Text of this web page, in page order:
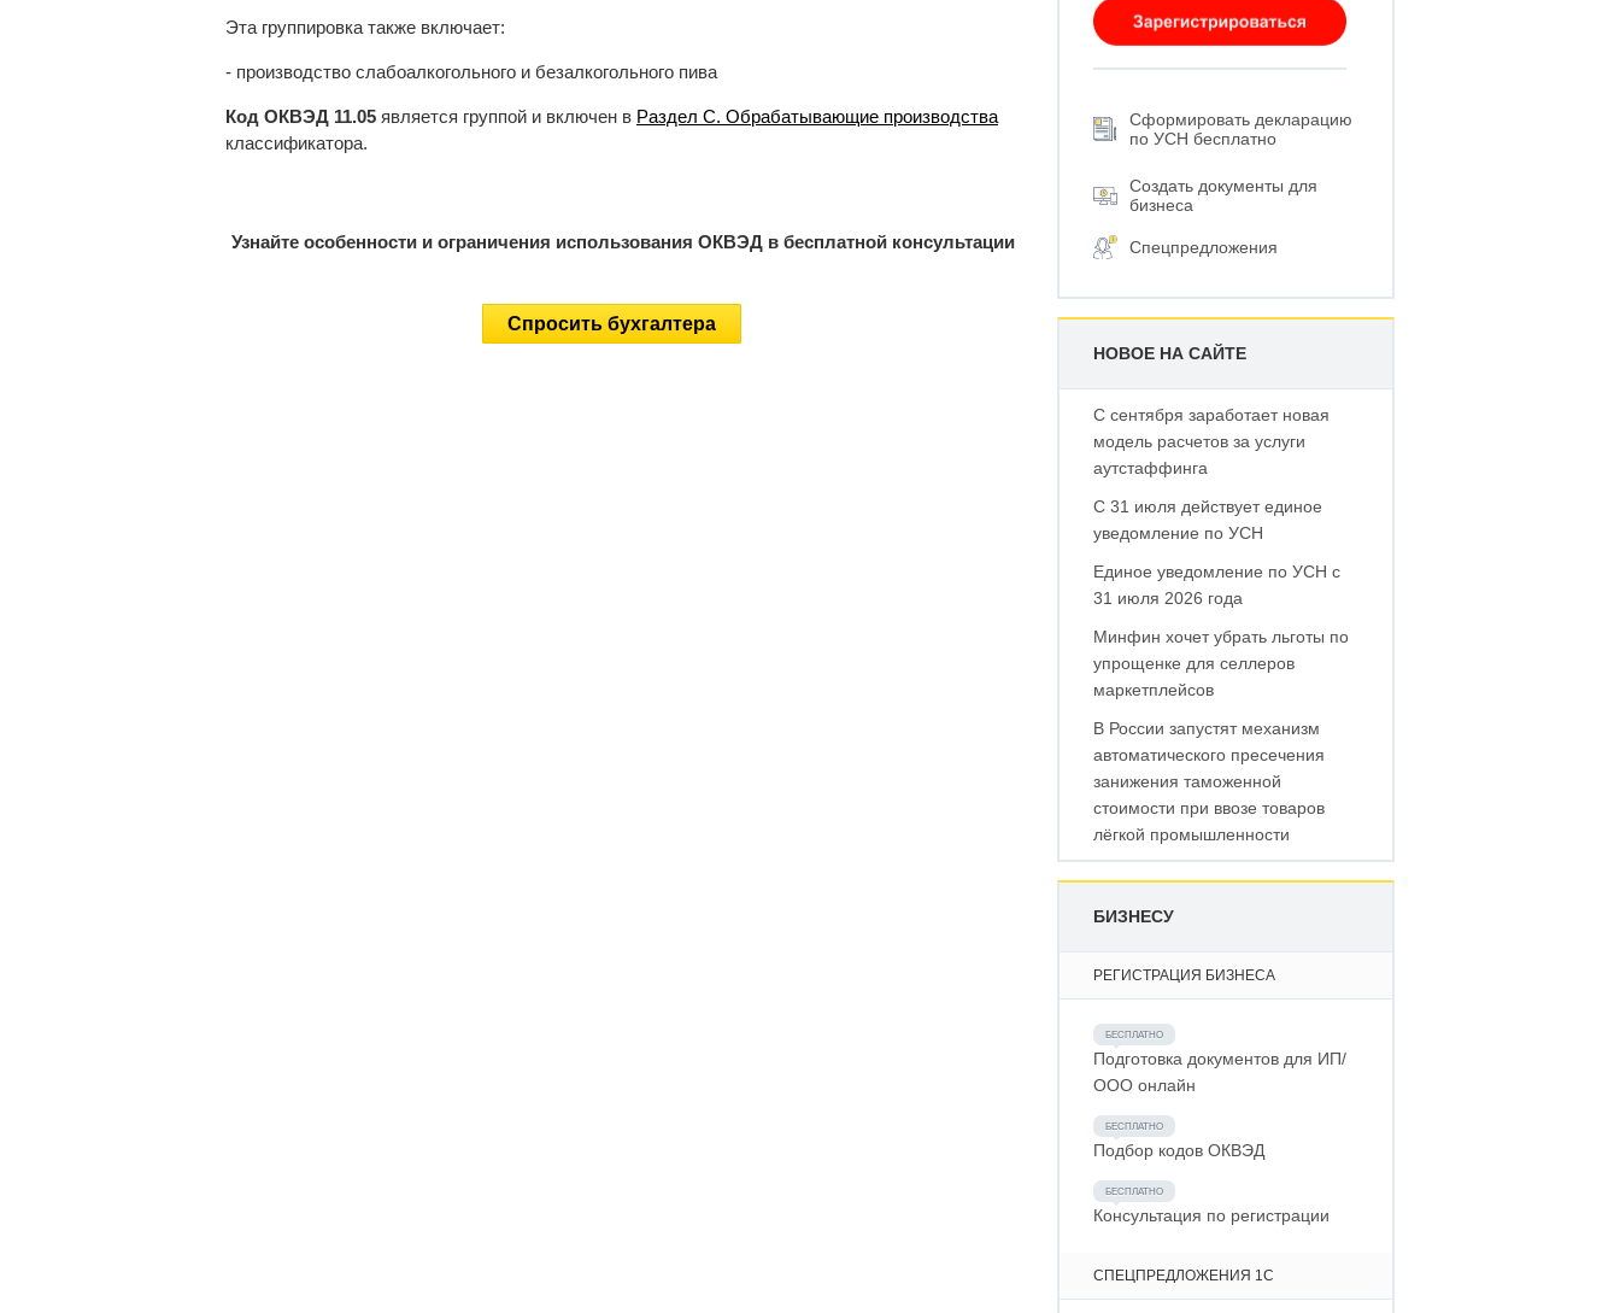
Эта группировка также включает:
- производство слабоалкогольного и безалкогольного пива
Код ОКВЭД 11.05 является группой и включен в Раздел C. Обрабатывающие производства
классификатора.
Узнайте особенности и ограничения использования ОКВЭД в бесплатной консультации
Спросить бухгалтера
Сформировать декларацию
по УСН бесплатно
Создать документы для
бизнеса
Спецпредложения
НОВОЕ НА САЙТЕ
С сентября заработает новая
модель расчетов за услуги
аутстаффинга
С 31 июля действует единое
уведомление по УСН
Единое уведомление по УСН с
31 июля 2026 года
Минфин хочет убрать льготы по
упрощенке для селлеров
маркетплейсов
В России запустят механизм
автоматического пресечения
занижения таможенной
стоимости при ввозе товаров
лёгкой промышленности
БИЗНЕСУ
РЕГИСТРАЦИЯ БИЗНЕСА
Подготовка документов для ИП/
ООО онлайн
Подбор кодов ОКВЭД
Консультация по регистрации
СПЕЦПРЕДЛОЖЕНИЯ 1С